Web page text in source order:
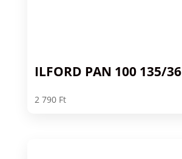
ILFORD PAN 100 135/36
2 790 Ft